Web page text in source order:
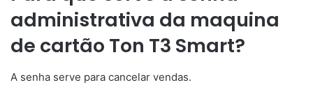
administrativa da maquina
de cartão Ton T3 Smart?
A senha serve para cancelar vendas.